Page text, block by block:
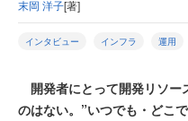
末岡 洋子[著]
インタビュー インフラ 運用
開発者にとって開発リソー
のはない。”いつでも・どこ